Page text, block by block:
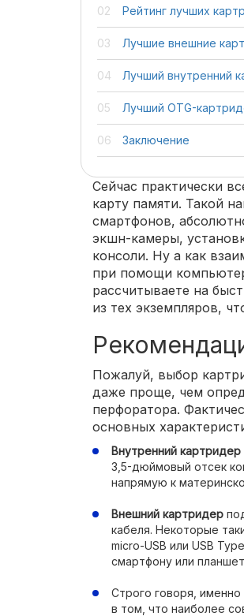
Рейтинг лучших
Лучшие внешние
Лучший внутренний
Лучший OTG-
Заключение
Сейчас практически
карту памяти. Такой
смартфонов,
экшн-камеры,
консоли. Ну а как
при помощи
рассчитываете на
из тех экземпляров,
Пожалуй, выбор
даже проще, чем
перфоратора.
основных
Внутренний картридер
3,5-дюймовый отсек
напрямую к
Внешний картридер
кабеля. Некоторые
micro-USB или USB
смартфону или
Строго говоря, именно
в том, что наиболее